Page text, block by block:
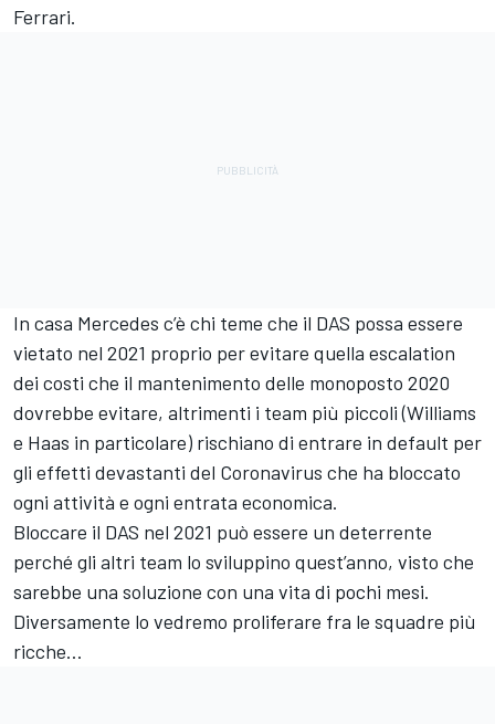
Ferrari.
In casa Mercedes c’è chi teme che il DAS possa essere
vietato nel 2021 proprio per evitare quella escalation
dei costi che il mantenimento delle monoposto 2020
dovrebbe evitare, altrimenti i team più piccoli (Williams
e Haas in particolare) rischiano di entrare in default per
gli effetti devastanti del Coronavirus che ha bloccato
ogni attività e ogni entrata economica.
Bloccare il DAS nel 2021 può essere un deterrente
perché gli altri team lo sviluppino quest’anno, visto che
sarebbe una soluzione con una vita di pochi mesi.
Diversamente lo vedremo proliferare fra le squadre più
ricche…